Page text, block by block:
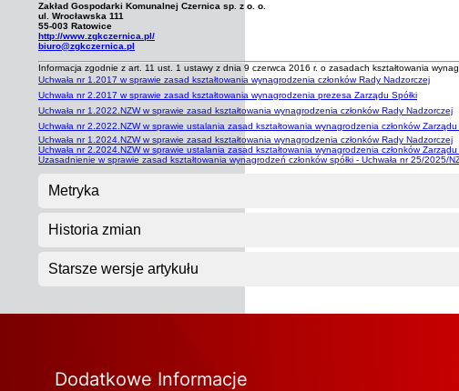
Zakład Gospodarki Komunalnej Czernica sp. z o. o.
ul. Wrocławska 111
55-003 Ratowice
http://www.zgkczernica.pl/
biuro@zgkczernica.pl
Informacja zgodnie z art. 11 ust. 1 ustawy z dnia 9 czerwca 2016 r. o zasadach kształtowania
Uchwała nr 1.2017 w sprawie zasad kształtowania wynagrodzenia członków Rady Nadzorczej
Uchwała nr 2.2017 w sprawie zasad kształtowania wynagrodzenia prezesa Zarządu Spółki
Uchwała nr 1.2022.NZW w sprawie zasad kształtowania wynagrodzenia członków Rady Nadzorczej
Uchwała nr 2.2022.NZW w sprawie ustalania zasad kształtowania wynagrodzenia członków Zarządu
Uchwała nr 1.2024.NZW w sprawie zasad kształtowania wynagrodzenia członków Rady Nadzorczej
Uchwała nr 2.2024.NZW w sprawie ustalania zasad kształtowania wynagrodzenia członków Zarządu
Uzasadnienie w sprawie zasad kształtowania wynagrodzeń członków spółki - Uchwała nr 25/2025/
Metryka
Historia zmian
Starsze wersje artykułu
Dodatkowe Informacje